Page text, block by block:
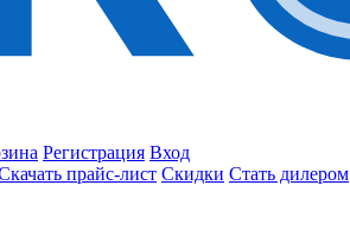
Регистрация Вход
прайс-лист Скидки Стать дилером